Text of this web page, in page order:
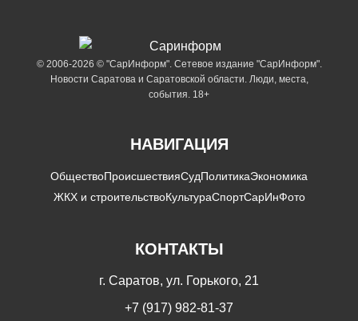
© 2006-2026 © "СарИнформ". Сетевое издание "СарИнформ".
Новости Саратова и Саратовской области. Люди, места,
события. 18+
НАВИГАЦИЯ
ОбществоПроисшествияСудПолитикаЭкономика
ЖКХ и строительствоКультураСпортСарИнФото
КОНТАКТЫ
г. Саратов, ул. Горького, 21
+7 (917) 982-81-37